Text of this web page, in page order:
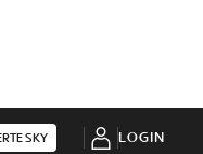
SKY LOGIN